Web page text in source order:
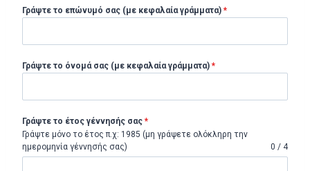
Γράψτε τo επώνυμό σας (με κεφαλαία γράμματα) *
Γράψτε τo όνομά σας (με κεφαλαία γράμματα) *
Γράψτε το έτος γέννησής σας *
Γράψτε μόνο το έτος π.χ: 1985 (μη γράψετε ολόκληρη την
ημερομηνία γέννησής σας)
0 / 4